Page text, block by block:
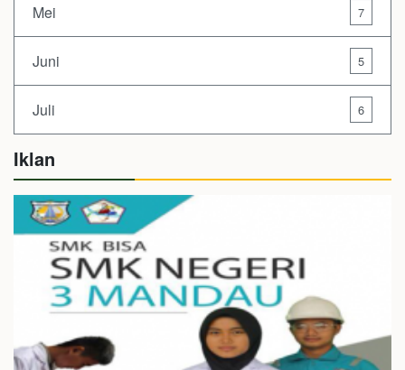
Mei 7
Juni 5
Juli 6
Iklan